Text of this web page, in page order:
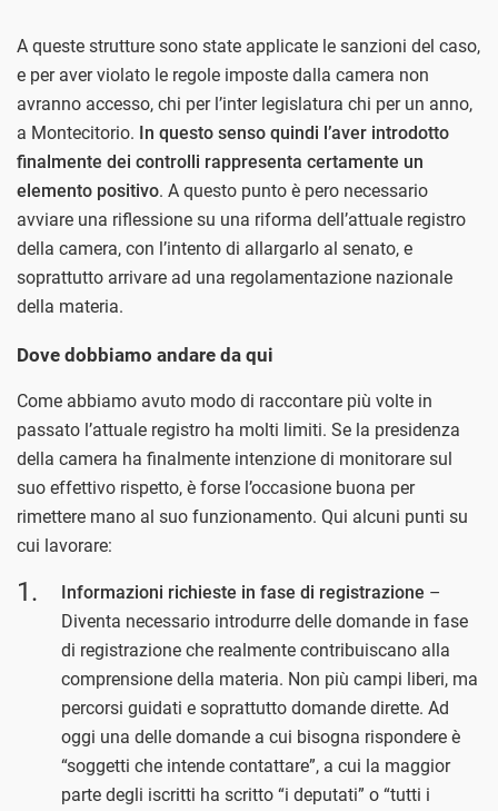
A queste strutture sono state applicate le sanzioni del caso,
e per aver violato le regole imposte dalla camera non
avranno accesso, chi per l’inter legislatura chi per un anno,
a Montecitorio. In questo senso quindi l’aver introdotto
finalmente dei controlli rappresenta certamente un
elemento positivo. A questo punto è pero necessario
avviare una riflessione su una riforma dell’attuale registro
della camera, con l’intento di allargarlo al senato, e
soprattutto arrivare ad una regolamentazione nazionale
della materia.
Dove dobbiamo andare da qui
Come abbiamo avuto modo di raccontare più volte in
passato l’attuale registro ha molti limiti. Se la presidenza
della camera ha finalmente intenzione di monitorare sul
suo effettivo rispetto, è forse l’occasione buona per
rimettere mano al suo funzionamento. Qui alcuni punti su
cui lavorare:
Informazioni richieste in fase di registrazione –
Diventa necessario introdurre delle domande in fase
di registrazione che realmente contribuiscano alla
comprensione della materia. Non più campi liberi, ma
percorsi guidati e soprattutto domande dirette. Ad
oggi una delle domande a cui bisogna rispondere è
“soggetti che intende contattare”, a cui la maggior
parte degli iscritti ha scritto “i deputati” o “tutti i